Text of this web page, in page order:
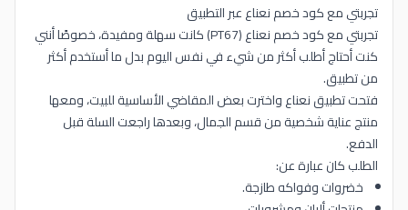
تجربتي مع كود خصم نعناع عبر التطبيق
تجربتي مع كود خصم نعناع (PT67) كانت سهلة ومفيدة، خصوصًا أنني
كنت أحتاج أطلب أكثر من شيء في نفس اليوم بدل ما أستخدم أكثر
من تطبيق.
فتحت تطبيق نعناع واخترت بعض المقاضي الأساسية للبيت، ومعها
منتج عناية شخصية من قسم الجمال، وبعدها راجعت السلة قبل
الدفع.
الطلب كان عبارة عن:
خضروات وفواكه طازجة.